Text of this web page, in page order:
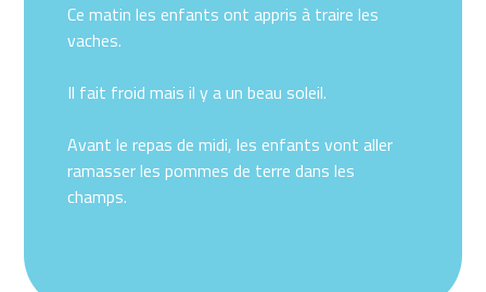
Ce matin les enfants ont appris à traire les
vaches.
Il fait froid mais il y a un beau soleil.
Avant le repas de midi, les enfants vont aller
ramasser les pommes de terre dans les
champs.